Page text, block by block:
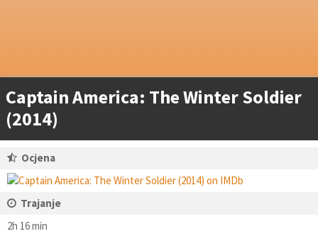
Captain America: The Winter Soldier
(2014)
Ocjena
Trajanje
2h 16 min